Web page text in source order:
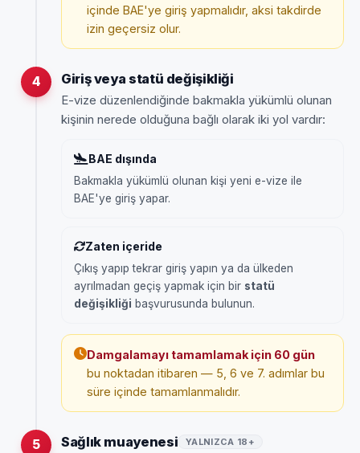
içinde BAE'ye giriş yapmalıdır, aksi takdirde
izin geçersiz olur.
4 Giriş veya statü değişikliği
E-vize düzenlendiğinde bakmakla yükümlü olunan
kişinin nerede olduğuna bağlı olarak iki yol vardır:
BAE dışında
Bakmakla yükümlü olunan kişi yeni e-vize ile
BAE'ye giriş yapar.
Zaten içeride
Çıkış yapıp tekrar giriş yapın ya da ülkeden
ayrılmadan geçiş yapmak için bir statü
değişikliği başvurusunda bulunun.
Damgalamayı tamamlamak için 60 gün
bu noktadan itibaren — 5, 6 ve 7. adımlar bu
süre içinde tamamlanmalıdır.
5 Sağlık muayenesi YALNIZCA 18+